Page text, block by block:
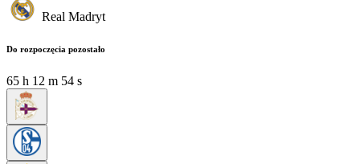
Real Madryt
Do rozpoczęcia pozostało
65 h 12 m 53 s